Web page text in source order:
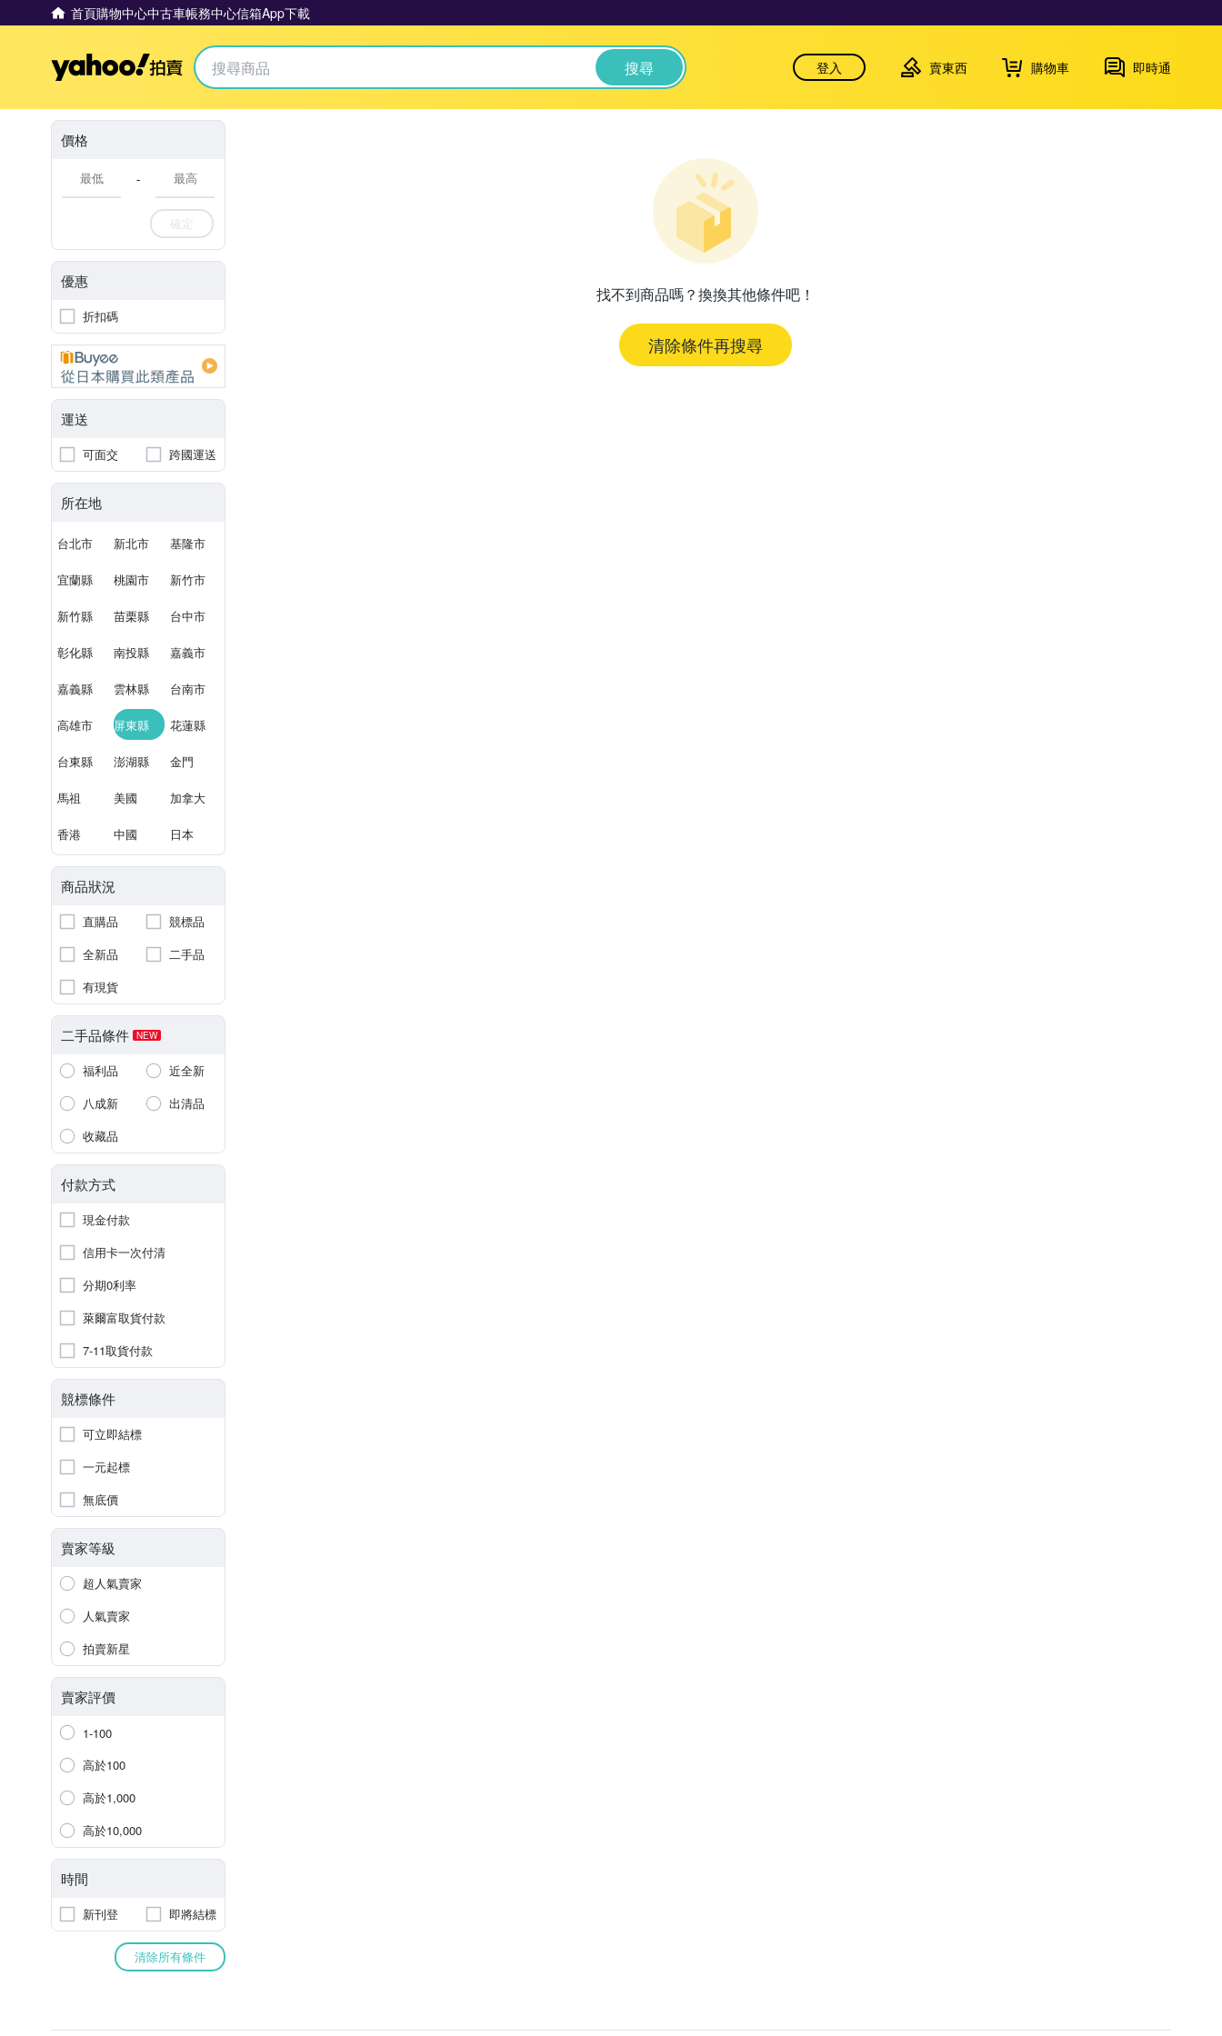
首頁購物中心中古車帳務中心信箱App下載
Yahoo拍賣 搜尋 登入 賣東西 購物車 即時通
價格
-
確定
優惠
折扣碼
運送
可面交 跨國運送
所在地
台北市 新北市 基隆市
宜蘭縣 桃園市 新竹市
新竹縣 苗栗縣 台中市
彰化縣 南投縣 嘉義市
嘉義縣 雲林縣 台南市
高雄市 屏東縣 花蓮縣
台東縣 澎湖縣 金門
馬祖 美國 加拿大
香港 中國 日本
商品狀況
直購品
競標品
全新品
二手品
有現貨
二手品條件 NEW
福利品
近全新
八成新
出清品
收藏品
付款方式
現金付款
信用卡一次付清
分期0利率
萊爾富取貨付款
7-11取貨付款
競標條件
可立即結標
一元起標
無底價
賣家等級
超人氣賣家
人氣賣家
拍賣新星
賣家評價
1-100
高於100
高於1,000
高於10,000
時間
新刊登 即將結標
清除所有條件
找不到商品嗎？換換其他條件吧！
清除條件再搜尋